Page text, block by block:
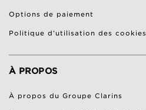
Options de paiement
Politique d’utilisation des cookies
À PROPOS
À propos du Groupe Clarins